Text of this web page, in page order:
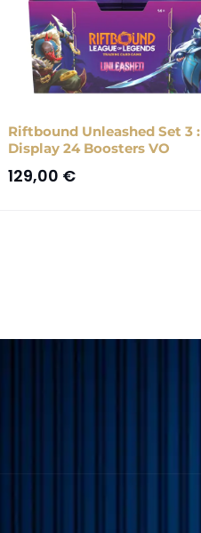
Riftbound Unleashed Set 3 :
Display 24 Boosters VO
129,00 €